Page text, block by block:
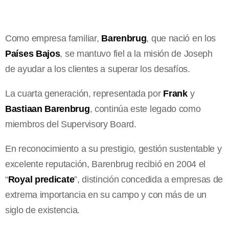
Como empresa familiar, Barenbrug, que nació en los
Países Bajos, se mantuvo fiel a la misión de Joseph
de ayudar a los clientes a superar los desafíos.
La cuarta generación, representada por Franky
Bastiaan Barenbrug, continúa este legado como
miembros del Supervisory Board.
En reconocimiento a su prestigio, gestión sustentable y
excelente reputación, Barenbrug recibió en 2004 el
“Royal predicate”, distinción concedida a empresas de
extrema importancia en su campo y con más de un
siglo de existencia.